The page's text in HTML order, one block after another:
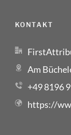
KONTAKT
Am
+49 8196
https://